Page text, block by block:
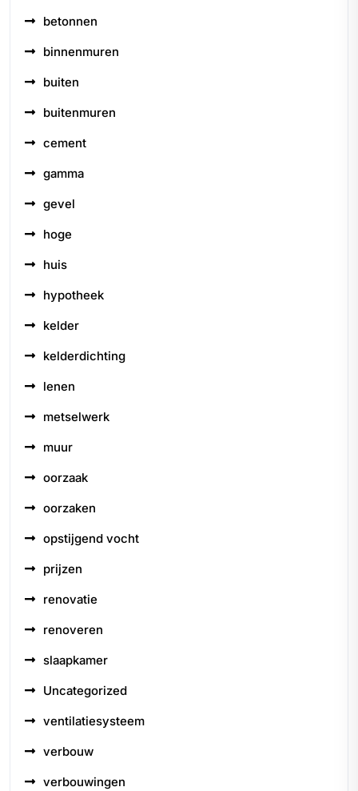
betonnen
binnenmuren
buiten
buitenmuren
cement
gamma
gevel
hoge
huis
hypotheek
kelder
kelderdichting
lenen
metselwerk
muur
oorzaak
oorzaken
opstijgend vocht
prijzen
renovatie
renoveren
slaapkamer
Uncategorized
ventilatiesysteem
verbouw
verbouwingen